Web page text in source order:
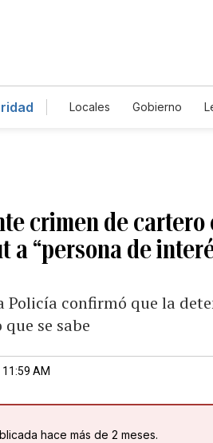
Locales Gobierno
crimen de cartero
a “persona de
Policía confirmó que la
se sabe
AM
hace más de 2 meses.